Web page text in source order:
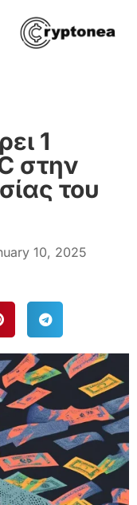
1
στην
του
10, 2025